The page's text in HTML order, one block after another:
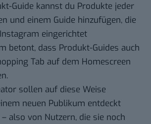
Guide kannst du Produkte jeder
und einem Guide hinzufügen, die
eingerichtet
betont, dass Produkt-Guides auch
Tab auf dem Homescreen
sollen auf diese Weise
neuen Publikum entdeckt
also von Nutzern, die sie noch